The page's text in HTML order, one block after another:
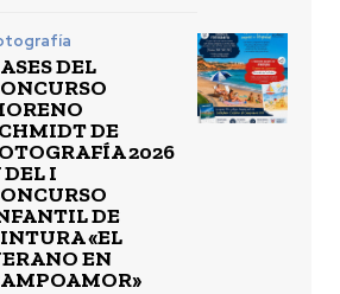
DEL
DE
2026
DEL I
DE
«EL
EN